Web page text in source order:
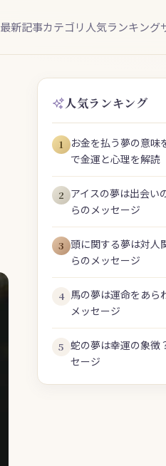
最新記事カテゴリ 人気ランキング
人気ランキング
1
お金を払う夢の意味
で金運と心理を解読
2 アイスの夢は出会い
らのメッセージ
3 頭に関する夢は対人
らのメッセージ
4 馬の夢は運命をあら
メッセージ
5 蛇の夢は幸運の象徴
セージ